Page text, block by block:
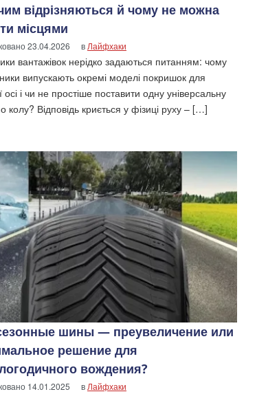
відрізняються й чому не можна
місцями
23.04.2026 в Лайфхаки
вантажівок нерідко задаються питанням: чому
випускають окремі моделі покришок для
осі і чи не простіше поставити одну універсальну
колу? Відповідь криється у фізиці руху – […]
шины — преувеличение или
решение для
вождения?
14.01.2025 вЛайфхаки